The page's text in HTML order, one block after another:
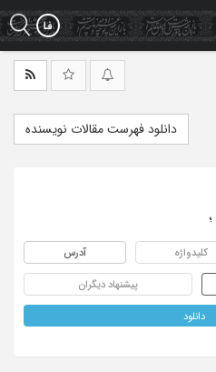
دانلود فهرست مقالات نویسنده
؛
کلیدواژه آدرس
پیشنهاد دیگران
دانلود